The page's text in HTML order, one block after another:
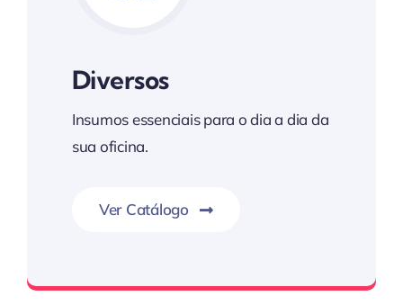
Diversos
Insumos essenciais para o dia a dia da
sua oficina.
Ver Catálogo